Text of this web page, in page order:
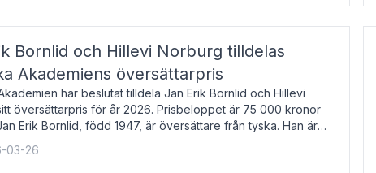
Bornlid och Hillevi Norburg tilldelas
Akademiens översättarpris
har beslutat tilldela Jan Erik Bornlid och Hillevi
översättarpris för år 2026. Prisbeloppet är 75 000 kronor
Erik Bornlid, född 1947, är översättare från tyska. Han är
för sina översät
03-26